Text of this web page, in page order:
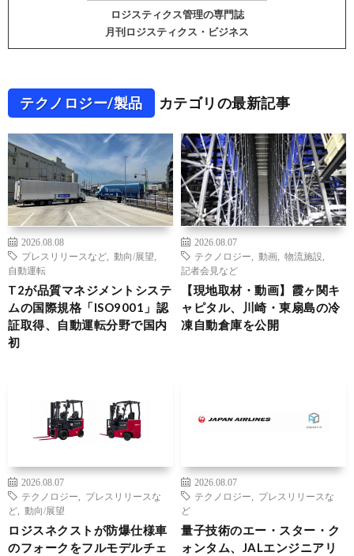
ロジスティクス管理の専門誌
月刊ロジスティクス・ビジネス
テクノロジー/製品 カテゴリの最新記事
2026.08.08
プレスリリースなど
動向/展望
自動運転
T2が品質マネジメントシステ
ムの国際規格「ISO9001」認
証取得、自動運転分野で国内
初
2026.08.07
テクノロジー
動画 物流施設
記者会見など
【現地取材・動画】霞ヶ関キ
ャピタル、川崎・東扇島の冷
凍自動倉庫を公開
2026.08.07
テクノロジー
プレスリリースな
ど
動向/展望
ロジスネクストが防爆仕様車
のフォークをフルモデルチェ
2026.08.07
テクノロジー
プレスリリースな
ど
量子技術のエー・スター・ク
ォンタム、JALエンジニアリ